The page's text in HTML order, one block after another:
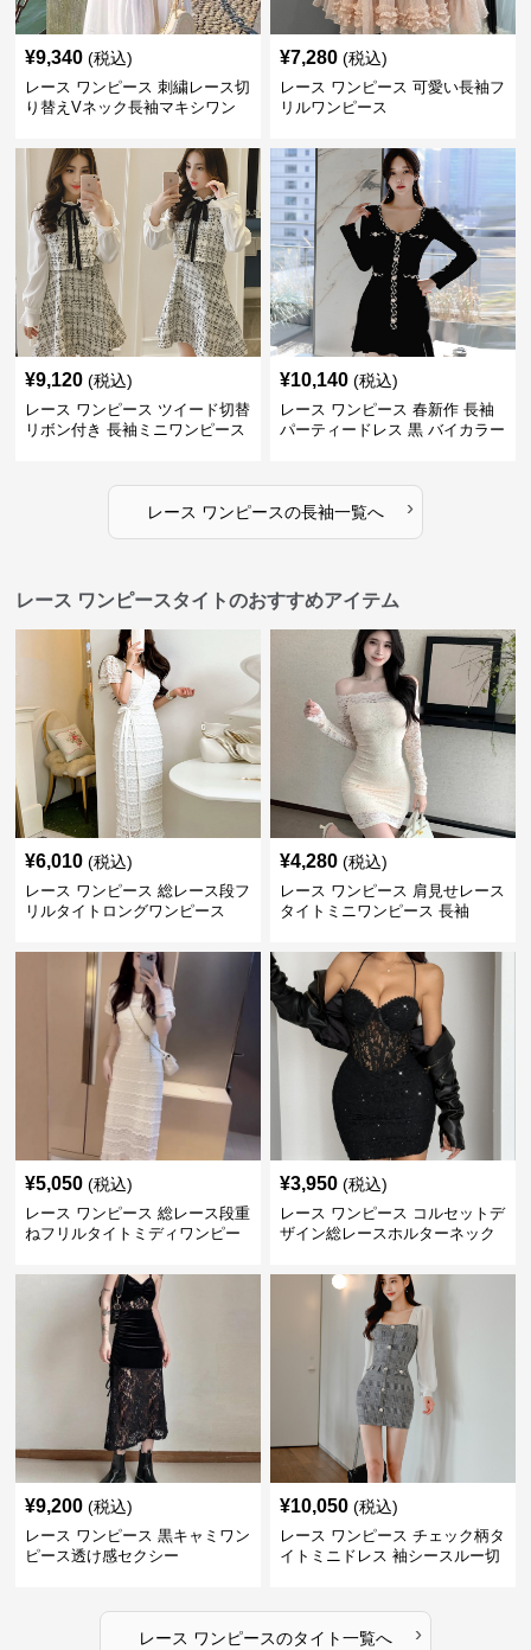
¥9,340 (税込)
レース ワンピース 刺繍レース切
り替えVネック長袖マキシワン
¥7,280 (税込)
レース ワンピース 可愛い長袖フ
リルワンピース
¥9,120 (税込)
レース ワンピース ツイード切替
リボン付き 長袖ミニワンピース
¥10,140 (税込)
レース ワンピース 春新作 長袖
パーティードレス 黒 バイカラー
レース ワンピースの長袖一覧へ ›
レース ワンピースタイトのおすすめアイテム
¥6,010 (税込)
レース ワンピース 総レース段フ
リルタイトロングワンピース
¥4,280 (税込)
レース ワンピース 肩見せレース
タイトミニワンピース 長袖
¥5,050 (税込)
レース ワンピース 総レース段重
ねフリルタイトミディワンピー
¥3,950 (税込)
レース ワンピース コルセットデ
ザイン総レースホルターネック
¥9,200 (税込)
レース ワンピース 黒キャミワン
ピース透け感セクシー
¥10,050 (税込)
レース ワンピース チェック柄タ
イトミニドレス 袖シースルー切
レース ワンピースのタイト一覧へ ›